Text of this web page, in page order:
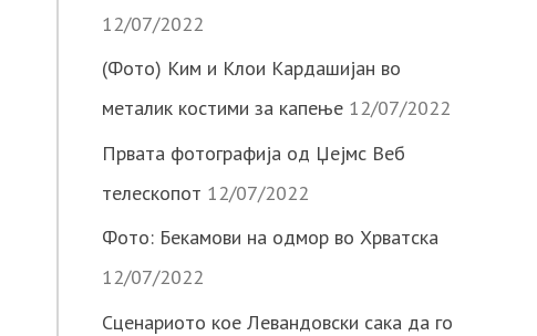
12/07/2022
(Фото) Ким и Клои Кардашијан во
металик костими за капење 12/07/2022
Првата фотографија од Џејмс Веб
телескопот 12/07/2022
Фото: Бекамови на одмор во Хрватска
12/07/2022
Сценариото кое Левандовски сака да го